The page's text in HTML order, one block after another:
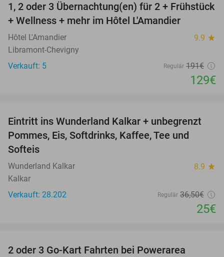
32%
TODAY
1, 2 oder 3 Übernachtung(en) für 2 + Frühstück
+ Wellness + mehr im Hôtel L'Amandier
Hôtel L'Amandier 9.9 star
Libramont-Chevigny
Verkauft: 5
Regulär 191€
129€
32%
Eintritt ins Wunderland Kalkar + unbegrenzt
Pommes, Eis, Softdrinks, Kaffee, Tee und
Softeis
Wunderland Kalkar 8.9 star
Kalkar
Verkauft: 28.202
Regulär 36,50€
25€
2 oder 3 Go-Kart Fahrten bei Powerarea